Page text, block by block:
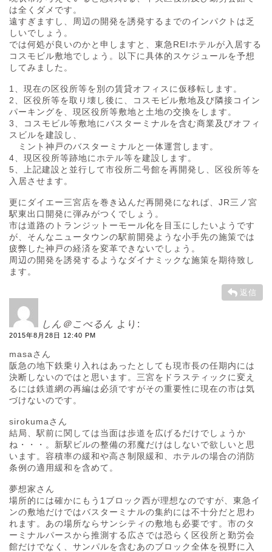
は全くダメです。
遠すぎますし、周辺の開発を誘発するまでのインパクトは乏
しいでしょう。
では何処が良いのかと申しますと、東急REIホテルが入居する
コスモビル敷地でしょう。以下に具体的スケジュールを予想
してみました。
1、現在の区役所等を別の賃貸オフィスに仮移転します。
2、区役所等を取り壊し後に、コスモビル敷地及び隣接コイン
パーキングを、現区役所等敷地と土地の交換をします。
3、コスモビル等敷地にバスターミナルを含む商業及びオフィ
スビルを建設し、
ミント神戸のバスターミナルと一体運営します。
4、現区役所等跡地にホテル等を建設します。
5、上記建設と並行して市役所二号館を再開発し、区役所等を
入居させます。
更にダイエー三宮店を巻き込んだ再開発になれば、JR三ノ宮
駅東出口開発に弾みがつくでしょう。
市は道路のトランジットーモール化を目玉にしたいようです
が、そんなニュータウンの駅前開発ような小手先の施策では
疲弊した神戸の経済を変革できないでしょう。
周辺の開発を誘発するようなダイナミックな施策を期待致し
ます。
返信
しん＠こべるん より:
2015年8月28日 12:40 PM
masaさん
阪急の地下鉄乗り入れはあったとしても現市長の任期内には
決断しないのではと思います。三宮をドラスティックに変え
るには鉄道網の再編は必須ですがその重要性に現在の市は気
づけないのです。
sirokumaさん
結局、駅前に関しては当面は歩道を広げるだけでしょうか
ね・・・。新駅ビルの整備の邪魔だけはしないで欲しいと思
います。容積率の緩和や高さ制限緩和、ホテルの場合の消防
条例の適用緩和を含めて。
夢想家さん
場所的には確かにもう1ブロック西が理想なのですが、東急イ
ンの敷地だけではバスターミナルの集約には不十分だと思わ
れます。あの場所ならサンシティの敷地も必要です。市のタ
ーミナルパースから推測する広さでは恐らく区役所と勤労会
館だけでなく、サンパルを含むあのブロック全体を視野に入